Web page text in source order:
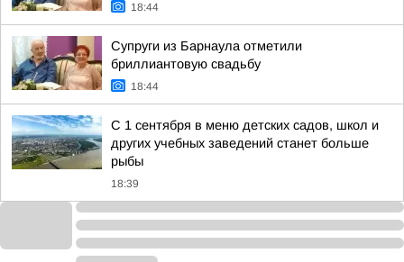
18:44
Супруги из Барнаула отметили
бриллиантовую свадьбу
18:44
С 1 сентября в меню детских садов, школ и
других учебных заведений станет больше
рыбы
18:39